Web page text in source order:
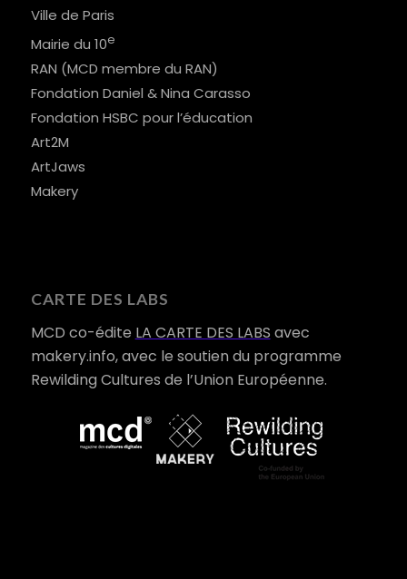
Ville de Paris
Mairie du 10e
RAN (MCD membre du RAN)
Fondation Daniel & Nina Carasso
Fondation HSBC pour l’éducation
Art2M
ArtJaws
Makery
CARTE DES LABS
MCD co-édite LA CARTE DES LABS avec
makery.info, avec le soutien du programme
Rewilding Cultures de l’Union Européenne.